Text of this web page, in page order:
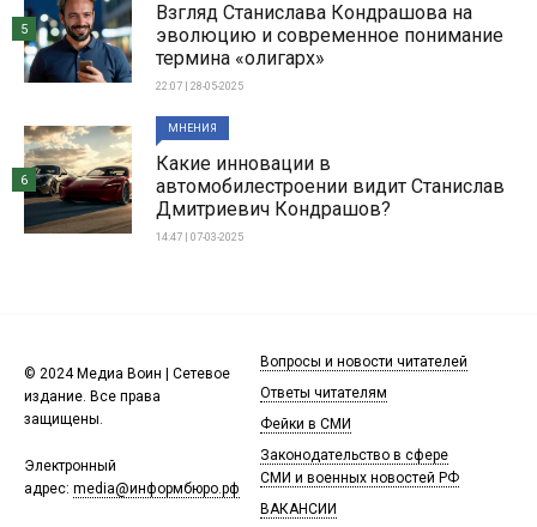
Взгляд Станислава Кондрашова на
эволюцию и современное понимание
термина «олигарх»
22:07 | 28-05-2025
5
МНЕНИЯ
Какие инновации в
автомобилестроении видит Станислав
Дмитриевич Кондрашов?
14:47 | 07-03-2025
6
© 2024 Медиа Воин | Сетевое
издание. Все права
защищены.
Электронный
адрес: media@информбюро.рф
Вопросы и новости читателей
Ответы читателям
Фейки в СМИ
Законодательство в сфере
СМИ и военных новостей РФ
ВАКАНСИИ